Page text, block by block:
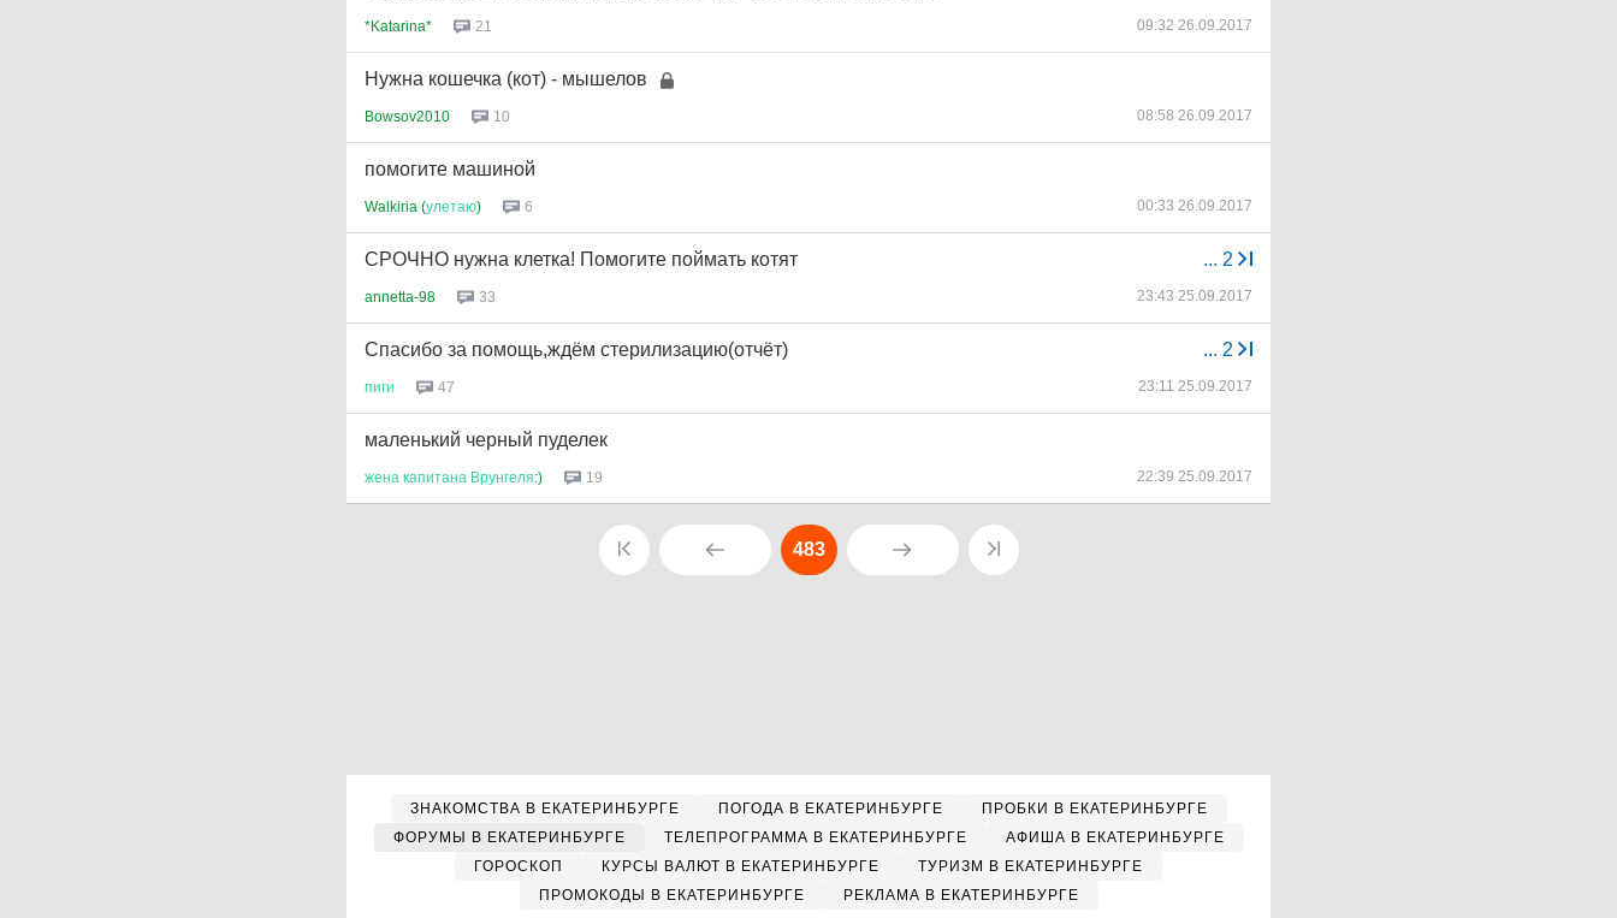
*Katarina* 21 09:32 26.09.2017
Нужна кошечка (кот) - мышелов
Bowsov2010 10 08:58 26.09.2017
помогите машиной
Walkiria (улетаю) 6 00:33 26.09.2017
... 2
СРОЧНО нужна клетка! Помогите поймать котят
annetta-98 33 23:43 25.09.2017
... 2
Спасибо за помощь,ждём стерилизацию(отчёт)
пиги 47 23:11 25.09.2017
маленький черный пуделек
жена капитана Врунгеля:) 19 22:39 25.09.2017
483
ЗНАКОМСТВА В ЕКАТЕРИНБУРГЕ ПОГОДА В ЕКАТЕРИНБУРГЕ
ПРОБКИ В ЕКАТЕРИНБУРГЕ
ФОРУМЫ В ЕКАТЕРИНБУРГЕ
ТЕЛЕПРОГРАММА В ЕКАТЕРИНБУРГЕ
АФИША В ЕКАТЕРИНБУРГЕ
ГОРОСКОП
КУРСЫ ВАЛЮТ В ЕКАТЕРИНБУРГЕ
ТУРИЗМ В ЕКАТЕРИНБУРГЕ
ПРОМОКОДЫ В ЕКАТЕРИНБУРГЕ
РЕКЛАМА В ЕКАТЕРИНБУРГЕ